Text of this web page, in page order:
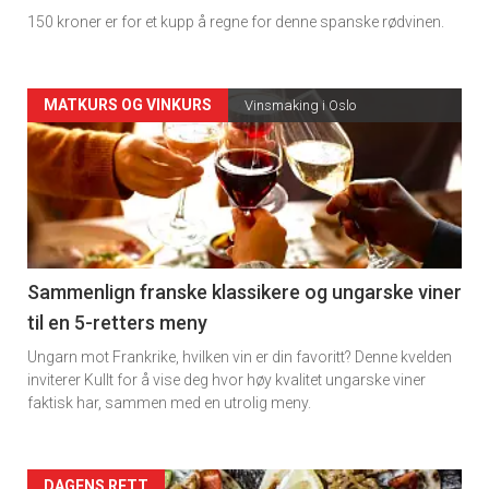
150 kroner er for et kupp å regne for denne spanske rødvinen.
Forsiden
akkurat
nå
-
5
MATKURS OG VINKURS Vinsmaking i Oslo
Sammenlign franske klassikere og ungarske viner
til en 5-retters meny
Ungarn mot Frankrike, hvilken vin er din favoritt? Denne kvelden
inviterer Kullt for å vise deg hvor høy kvalitet ungarske viner
faktisk har, sammen med en utrolig meny.